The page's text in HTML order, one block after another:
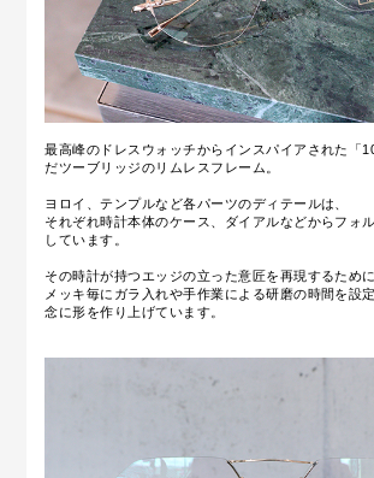
最高峰のドレスウォッチからインスパイアされた「
だツーブリッジのリムレスフレーム。
ヨロイ、テンプルなど各パーツのディテールは、
それぞれ時計本体のケース、ダイアルなどからフォ
しています。
その時計が持つエッジの立った意匠を再現するために
メッキ毎にガラ入れや手作業による研磨の時間を設
念に形を作り上げています。